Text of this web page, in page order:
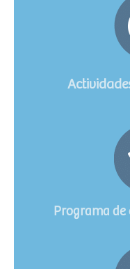
Programa